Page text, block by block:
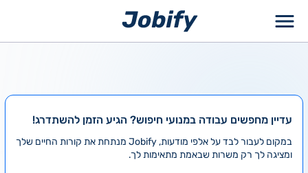
עדיין מחפשים עבודה במנועי חיפוש? הגיע הזמן להשתדרג!
במקום לעבור לבד על אלפי מודעות, Jobify מנתחת את קורות החיים שלך
ומציגה לך רק משרות שבאמת מתאימות לך.